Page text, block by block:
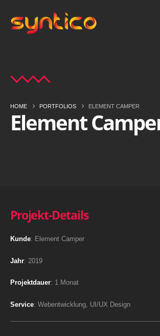
HOME PORTFOLIOS ELEMENT CAMPER
Element
Projekt-Details
Kunde: Element Camper
Jahr: 2019
Projektdauer: 1 Monat
Service: Webentwicklung, UI/UX Design